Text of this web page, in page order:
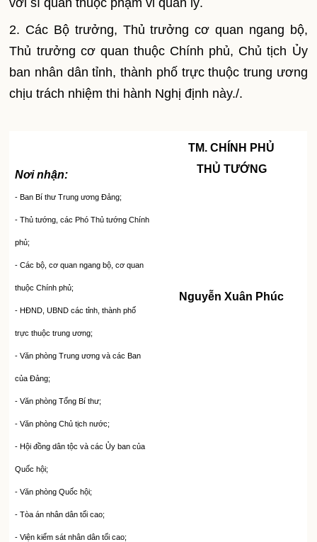
với sĩ quan thuộc phạm vi quản lý.
2. Các Bộ trưởng, Thủ trưởng cơ quan ngang bộ,
Thủ trưởng cơ quan thuộc Chính phủ, Chủ tịch Ủy
ban nhân dân tỉnh, thành phố trực thuộc trung ương
chịu trách nhiệm thi hành Nghị định này./.
Nơi nhận:
- Ban Bí thư Trung ương Đảng;
- Thủ tướng, các Phó Thủ tướng Chính
phủ;
- Các bộ, cơ quan ngang bộ, cơ quan
thuộc Chính phủ;
- HĐND, UBND các tỉnh, thành phố
trực thuộc trung ương;
- Văn phòng Trung ương và các Ban
của Đảng;
- Văn phòng Tổng Bí thư;
- Văn phòng Chủ tịch nước;
- Hội đồng dân tộc và các Ủy ban của
Quốc hội;
- Văn phòng Quốc hội;
- Tòa án nhân dân tối cao;
- Viện kiểm sát nhân dân tối cao;
TM. CHÍNH PHỦ
THỦ TƯỚNG
Nguyễn Xuân Phúc